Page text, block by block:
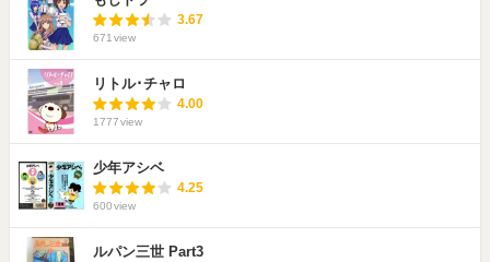
3.67
671 view
リトル･チャロ
4.00
1777view
少年アシベ
4.25
600view
ルパン三世 Part3